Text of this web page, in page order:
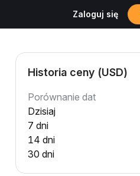
Zaloguj się
Historia ceny (USD)
Porównanie dat
Dzisiaj
7 dni
14 dni
30 dni